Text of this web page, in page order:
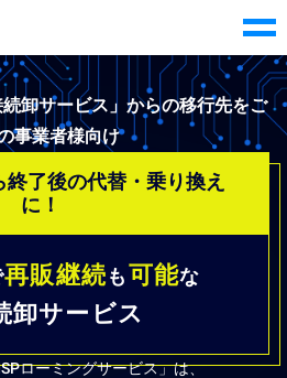
卸サービス」からの移行先をご
事業者様向け
終了後の代替・乗り換え
に！
再販継続も可能な
卸サービス
ローミングサービス」は、